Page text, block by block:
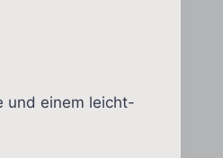
und einem leicht-